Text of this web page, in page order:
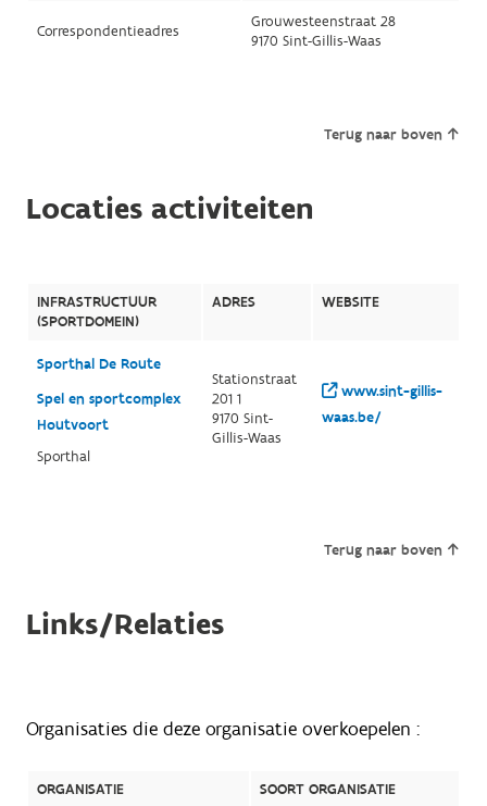
Correspondentieadres
Grouwesteenstraat 28
9170 Sint-Gillis-Waas
Terug naar boven
Locaties activiteiten
INFRASTRUCTUUR
(SPORTDOMEIN)
ADRES WEBSITE
Sporthal De Route
Spel en sportcomplex
Houtvoort
Sporthal
Stationstraat
201 1
9170 Sint-
Gillis-Waas
www.sint-gillis-
waas.be/
Terug naar boven
Links/Relaties
Organisaties die deze organisatie overkoepelen :
ORGANISATIE
SOORT ORGANISATIE